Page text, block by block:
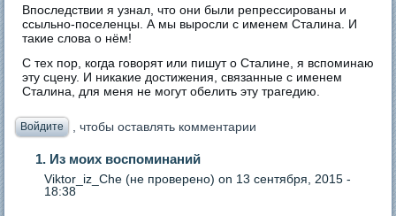
Впоследствии я узнал, что они были репрессированы и
ссыльно-поселенцы. А мы выросли с именем Сталина. И
такие слова о нём!
С тех пор, когда говорят или пишут о Сталине, я вспоминаю
эту сцену. И никакие достижения, связанные с именем
Сталина, для меня не могут обелить эту трагедию.
Войдите , чтобы оставлять комментарии
1. Из моих воспоминаний
Viktor_iz_Che (не проверено) on 13 сентября, 2015 -
18:38